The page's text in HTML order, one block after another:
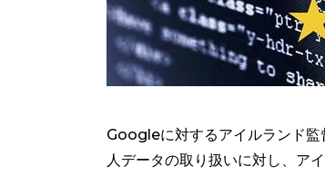
Googleに対するアイルランド
人データの取り扱いに対し、ア